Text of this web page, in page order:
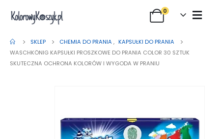
0
SKLEP CHEMIA DO PRANIA , KAPSUŁKI DO PRANIA
WASCHKÖNIG KAPSUŁKI PROSZKOWE DO PRANIA COLOR 30 SZTUK
SKUTECZNA OCHRONA KOLORÓW I WYGODA W PRANIU